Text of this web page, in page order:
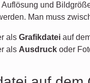
Auflösung und
Man muss
als Grafikdatei auf
als Ausdruck oder